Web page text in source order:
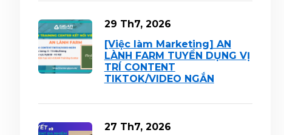
29 Th7, 2026
[Việc làm Marketing] AN
LÀNH FARM TUYỂN DỤNG VỊ
TRÍ CONTENT
TIKTOK/VIDEO NGẮN
27 Th7, 2026